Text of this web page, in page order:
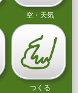
空・天気
つくる